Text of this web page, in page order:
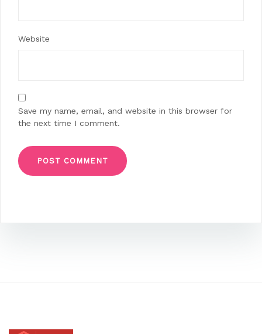
Website
Save my name, email, and website in this browser for
the next time I comment.